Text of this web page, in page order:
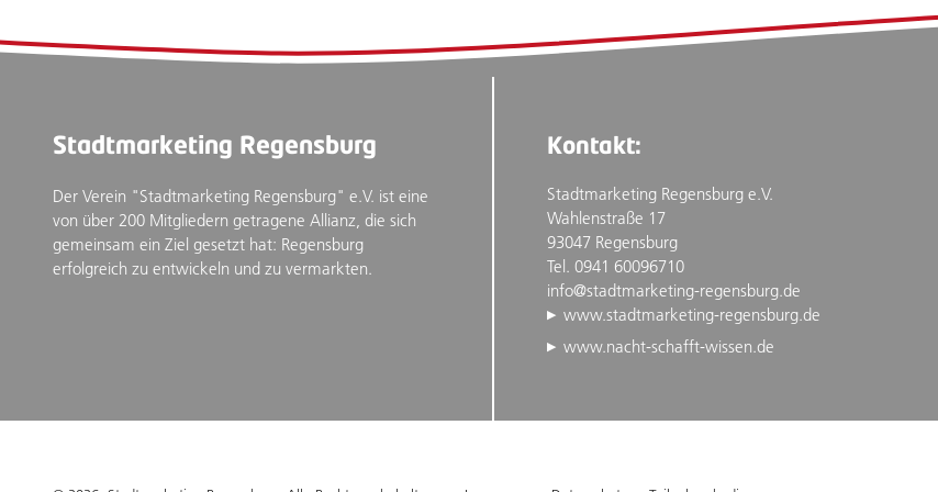
Stadtmarketing Regensburg
Der Verein "Stadtmarketing Regensburg" e.V. ist eine
von über 200 Mitgliedern getragene Allianz, die sich
gemeinsam ein Ziel gesetzt hat: Regensburg
erfolgreich zu entwickeln und zu vermarkten.
Kontakt:
Stadtmarketing Regensburg e.V.
Wahlenstraße 17
93047 Regensburg
Tel. 0941 60096710
info@stadtmarketing-regensburg.de
www.stadtmarketing-regensburg.de
www.nacht-schafft-wissen.de